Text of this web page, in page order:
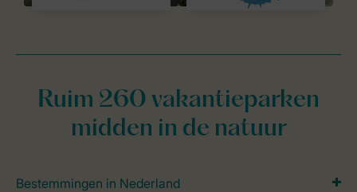
Ruim 260 vakantieparken
midden in de natuur
Bestemmingen in Nederland